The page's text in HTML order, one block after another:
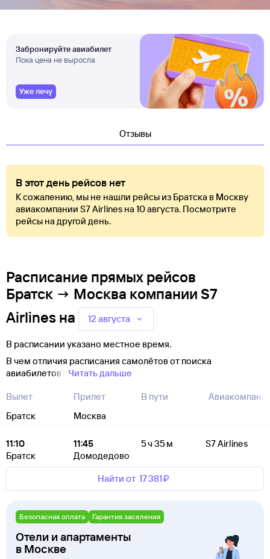
Забронируйте авиабилет
Пока цена не выросла
Уже лечу
Отзывы
В этот день рейсов нет
К сожалению, мы не нашли рейсы из Братска в Москву
авиакомпании S7 Airlines на 10 августа. Посмотрите
рейсы на другой день.
Расписание прямых рейсов
Братск → Москва компании S7
Airlines на 12 августа
В расписании указано местное время.
В чем отличия расписания самолётов от поиска
авиабилетов? Читать дальше
Вылет
Братск
Прилет
Москва
В пути
11:10
Братск
11:45
Домодедово
5 ч 35 м S7 Airlines
Найти от 17 ⁠381 ⁠₽
Безопасная оплата Гарантия заселения
Отели и апартаменты
в Москве